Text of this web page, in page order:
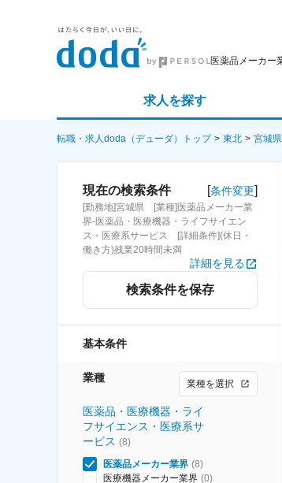
医薬品メーカー
求人を探す
詳細条件から探す
求人特集から探す
転職・求人doda（デューダ）トップ 東北 宮城県
現在の検索条件 [条件変更]
[勤務地]宮城県 [業種]医薬品メーカー業
界-医薬品・医療機器・ライフサイエン
ス・医療系サービス [詳細条件](休日・
働き方)残業20時間未満
詳細を見る
検索条件を保存
基本条件
業種 業種を選択
医薬品・医療機器・ライ
フサイエンス・医療系サ
ービス (8)
医薬品メーカー業界 (8)
医療機器メーカー業界 (0)